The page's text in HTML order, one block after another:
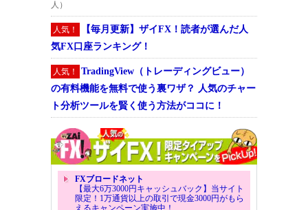
人）
人気！
【毎月更新】ザイFX！読者が選んだ人
気FX口座ランキング！
人気！
TradingView（トレーディングビュー）
の有料機能を無料で使う裏ワザ？ 人気のチャー
ト分析ツールを賢く使う方法がココに！
FXブロードネット
【最大6万3000円キャッシュバック】当サイト
限定！1万通貨以上の取引で現金3000円がもら